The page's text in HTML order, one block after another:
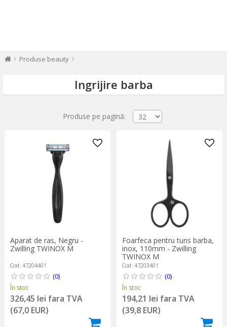
Produse beauty
Ingrijire barba
Produse pe pagină:
Aparat de ras, Negru -
Zwilling TWINOX M
Cod: 47204401
(0)
În stoc
326,45 lei fara TVA
(67,0 EUR)
Foarfeca pentru tuns barba,
inox, 110mm - Zwilling
TWINOX M
Cod: 47203401
(0)
În stoc
194,21 lei fara TVA
(39,8 EUR)